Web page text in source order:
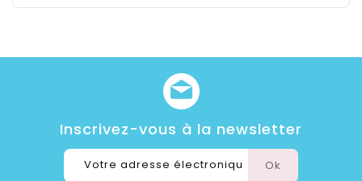
Inscrivez-vous à la newsletter